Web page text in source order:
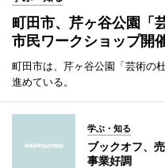
町田市、芹ヶ谷公園「
市民ワークショップ開
町田市は、芹ヶ谷公園「芸術の
進めている。
学ぶ・知る
ブックオフ、
事業好調